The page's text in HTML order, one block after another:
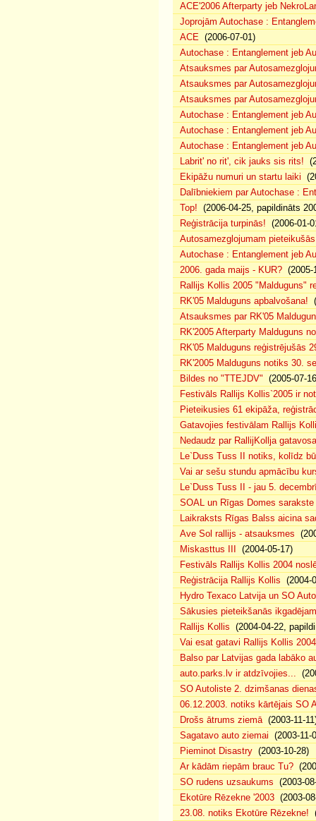
ACE'2006 Afterparty jeb
Joprojām Autochase :
ACE (2006-07-01)
Autochase : Entanglement jeb
Atsauksmes par
Atsauksmes par
Atsauksmes par
Autochase : Entanglement jeb
Autochase : Entanglement jeb
Autochase : Entanglement jeb
Labrit' no rit', cik jauks sis rits!
Ekipāžu numuri un startu laiki
Dalībniekiem par Autochase :
Top! (2006-04-25, papildināts
Reģistrācija turpinās! (2006-01-
Autosamezglojumam
Autochase : Entanglement jeb
2006. gada maijs - KUR? (2005-
Rallijs Kollis 2005 "Malduguns"
RK'05 Malduguns apbalvošana!
Atsauksmes par RK'05
RK'2005 Afterparty Malduguns
RK'05 Malduguns reģistrējušās
RK'2005 Malduguns notiks 30.
Bildes no "TTEJDV" (2005-07-
Festivāls Rallijs Kollis`2005 ir
Pieteikusies 61 ekipāža,
Gatavojies festivālam Rallijs
Nedaudz par RallijKollja
Le`Duss Tuss II notiks, kolīdz
Vai ar sešu stundu apmācību
Le`Duss Tuss II - jau 5.
SOAL un Rīgas Domes
Laikraksts Rīgas Balss aicina
Ave Sol rallijs - atsauksmes
Miskasttus III
(2004-05-17)
Festivāls Rallijs Kollis 2004
Reģistrācija Rallijs Kollis (2004-
Hydro Texaco Latvija un SO
Sākusies pieteikšanās
Rallijs Kollis (2004-04-22,
Vai esat gatavi Rallijs Kollis
Balso par Latvijas gada labāko
auto.parks.lv ir atdzīvojies...
SO Autoliste 2. dzimšanas
06.12.2003. notiks kārtējais SO
Drošs ātrums ziemā(2003-11-
Sagatavo auto ziemai (2003-11-
Pieminot Disastry (2003-10-28)
Ar kādām riepām brauc Tu?
SO rudens uzsaukums (2003-
Ekotūre Rēzekne '2003 (2003-
23.08. notiks Ekotūre Rēzekne!